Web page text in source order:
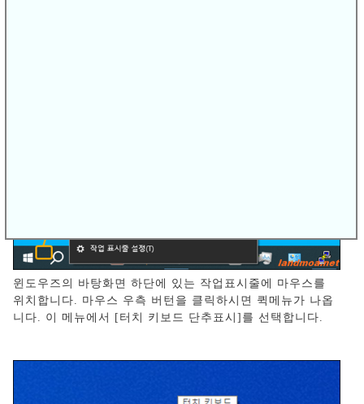
윈도우즈의 바탕화면 하단에 있는 작업표시줄에 마우스를
위치합니다. 마우스 우측 버턴을 클릭하시면 퀵메뉴가 나옵
니다. 이 메뉴에서 [터치 키보드 단추표시]를 선택합니다.